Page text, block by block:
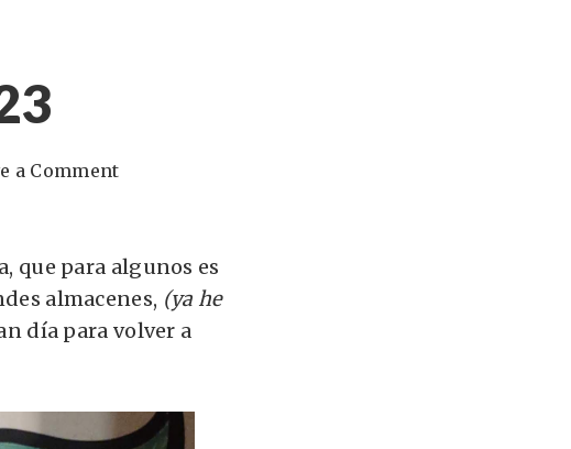
a Comment
que para algunos es
almacenes, (ya he
día para volver a